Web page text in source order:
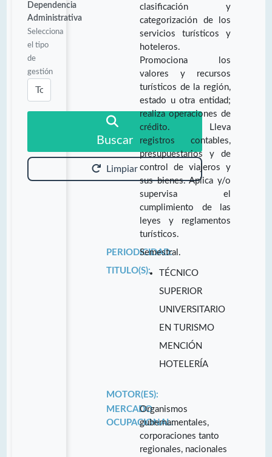
Dependencia
Administrativa
Selecciona
el tipo
de
gestión
Buscar
Limpiar
clasificación y
categorización de los
servicios turísticos y
hoteleros.
Promociona los
valores y recursos
turísticos de la región,
estado u otra entidad;
realiza operaciones de
crédito. Lleva
registros contables,
presupuestarios y de
control de viajeros y
sus bienes. Aplica y/o
supervisa el
cumplimiento de las
leyes y reglamentos
turísticos.
PERIODICIDAD:
Semestral.
TITULO(S):
TÉCNICO
SUPERIOR
UNIVERSITARIO
EN TURISMO
MENCIÓN
HOTELERÍA
MOTOR(ES):
MERCADO
OCUPACIONAL:
Organismos
gubernamentales,
corporaciones tanto
regionales, nacionales